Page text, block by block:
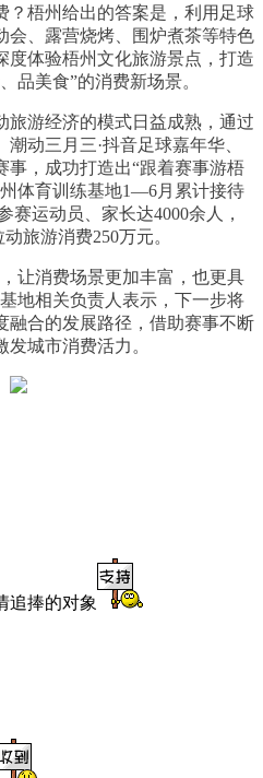
？梧州给出的答案是，利用足球
会、露营烧烤、围炉煮茶等特色
度体验梧州文化旅游景点，打造
品美食”的消费新场景。
旅游经济的模式日益成熟，通过
动三月三·抖音足球嘉年华、
事，成功打造出“跟着赛事游梧
体育训练基地1—6月累计接待
赛运动员、家长达4000余人，
旅游消费250万元。
让消费场景更加丰富，也更具
地相关负责人表示，下一步将
融合的发展路径，借助赛事不断
城市消费活力。
追捧的对象